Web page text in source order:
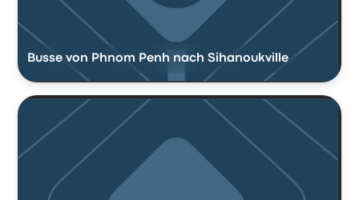
Busse von Phnom Penh nach Sihanoukville